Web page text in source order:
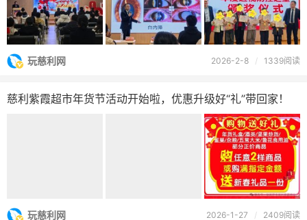
玩慈利网 2026-2-8 / 1339阅读
慈利紫霞超市年货节活动开始啦，优惠升级好“礼”带回家！
玩慈利网 2026-1-27 / 2409阅读